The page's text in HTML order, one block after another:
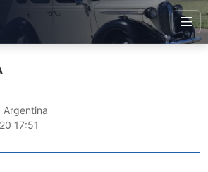
Argentina
17:51